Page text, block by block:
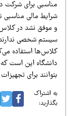
برای شرکت در
مالی مناسبی
موفق نشد در کلاس‌ها
شخصی ندارند
استفاده
این است که
برای تجهیزات
اشتراک